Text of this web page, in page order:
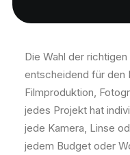
Die Wahl der
entscheidend für den
Filmproduktion,
jedes Projekt hat
jede Kamera, Linse
jedem Budget oder